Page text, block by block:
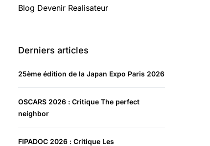
Blog Devenir Realisateur
Derniers articles
25ème édition de la Japan Expo Paris 2026
OSCARS 2026 : Critique The perfect
neighbor
FIPADOC 2026 : Critique Les